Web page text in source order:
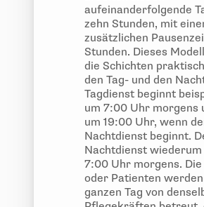
aufeinanderfolgende
zehn Stunden, mit
zusätzlichen
Stunden. Dieses
die Schichten
den Tag- und den
Tagdienst beginnt
um 7:00 Uhr morgens
um 19:00 Uhr, wenn
Nachtdienst beginnt.
Nachtdienst
7:00 Uhr morgens.
oder Patienten
ganzen Tag von